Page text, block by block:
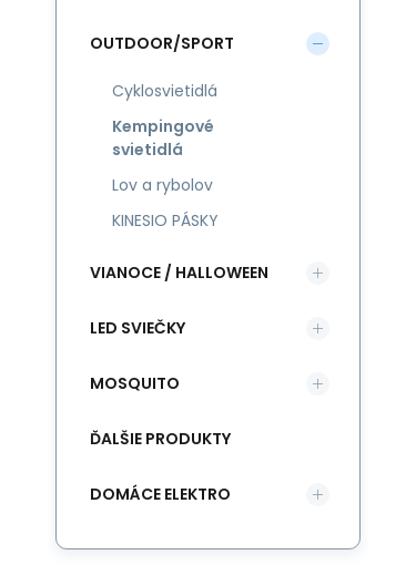
OUTDOOR/SPORT
Cyklosvietidlá
Kempingové
svietidlá
Lov a rybolov
KINESIO PÁSKY
VIANOCE / HALLOWEEN
LED SVIEČKY
MOSQUITO
ĎALŠIE PRODUKTY
DOMÁCE ELEKTRO